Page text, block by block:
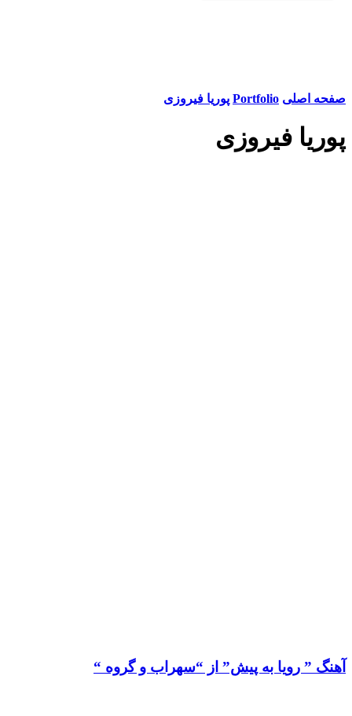
صفحه اصلی Portfolio پوریا فیروزی
پوریا فیروزی
آهنگ ” رویا به پیش” از “سهراب و گروه “